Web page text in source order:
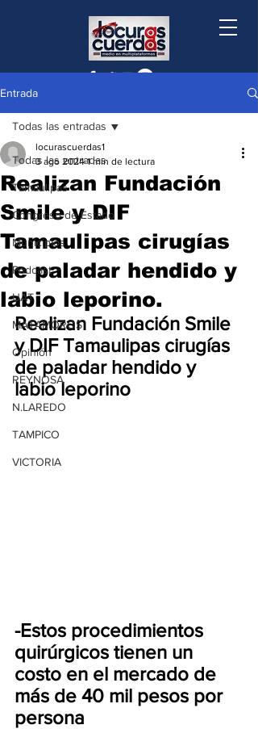
Entrada
Todas las entradas
Tamaulipas
Congreso de Estado
Municipios
Podcast
UAT
MATAMOROS
Opinión
REYNOSA
N.LAREDO
TAMPICO
VICTORIA
Todas las entradas
Realizan Fundación
Smile y DIF
Tamaulipas cirugías
de paladar hendido y
labio leporino.
locurascuerdas1
3 ago 2024 1 min de lectura
Realizan Fundación Smile
y DIF Tamaulipas cirugías
de paladar hendido y
labio leporino
-Estos procedimientos
quirúrgicos tienen un
costo en el mercado de
más de 40 mil pesos por
persona